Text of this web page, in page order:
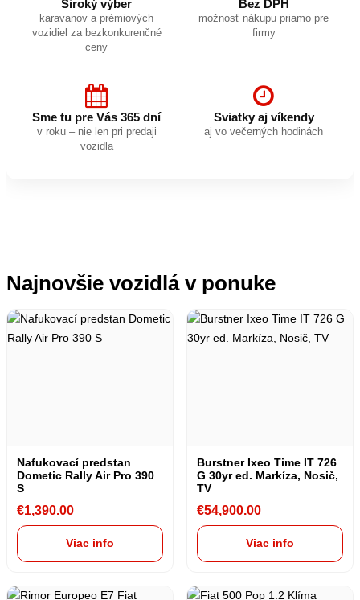
Široký výber
karavanov a prémiových
vozidiel za bezkonkurenčné
ceny
Bez DPH
možnosť nákupu priamo pre
firmy
Sme tu pre Vás 365 dní
v roku – nie len pri predaji
vozidla
Sviatky aj víkendy
aj vo večerných hodinách
Najnovšie vozidlá v ponuke
Nafukovací predstan
Dometic Rally Air Pro 390
S
€1,390.00
Viac info
Burstner Ixeo Time IT 726
G 30yr ed. Markíza, Nosič,
TV
€54,900.00
Viac info